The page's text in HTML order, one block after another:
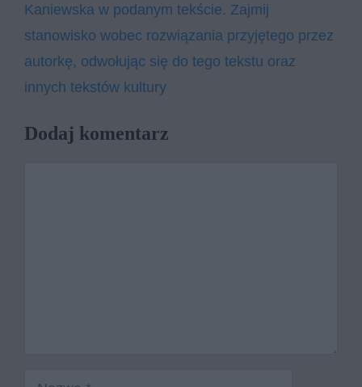
Kaniewska w podanym tekście. Zajmij
stanowisko wobec rozwiązania przyjętego przez
autorkę, odwołując się do tego tekstu oraz
innych tekstów kultury
Dodaj komentarz